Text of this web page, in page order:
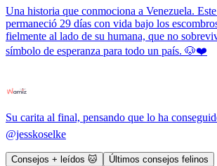
Una historia que conmociona a Venezuela.
permaneció 29 días con vida bajo los
fielmente al lado de su humana, que no
símbolo de esperanza para todo un país. 🐶❤️
Su carita al final, pensando que lo ha
@jesskoselke
Consejos + leídos 🐱 Últimos consejos felinos